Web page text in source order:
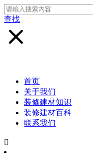
查找
首页
关于我们
装修建材知识
装修建材百科
联系我们
